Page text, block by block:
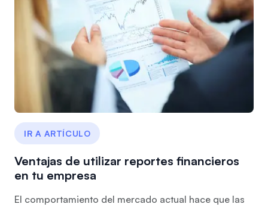
IR A ARTÍCULO
Ventajas de utilizar reportes financieros
en tu empresa
El comportamiento del mercado actual hace que las